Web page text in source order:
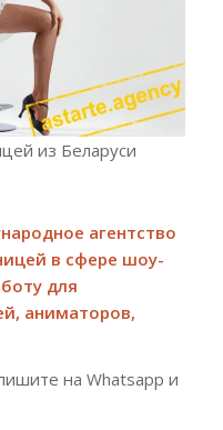
из Беларуси
агентство
в сфере шоу-
для
аниматоров,
на Whatsapp и